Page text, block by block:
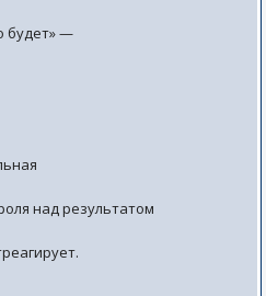
будет» —
над результатом